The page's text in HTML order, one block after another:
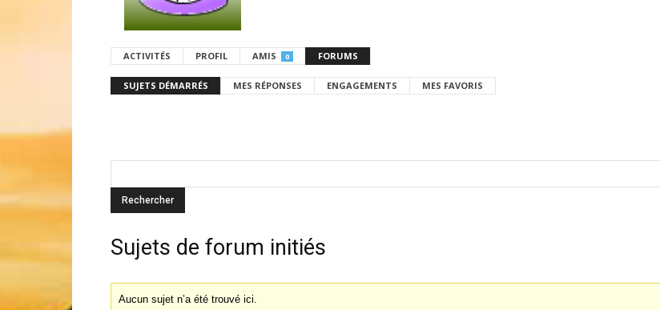
ACTIVITÉS PROFIL AMIS 0 FORUMS
SUJETS DÉMARRÉS MES RÉPONSES ENGAGEMENTS MES FAVORIS
Sujets de forum initiés
Aucun sujet n’a été trouvé ici.